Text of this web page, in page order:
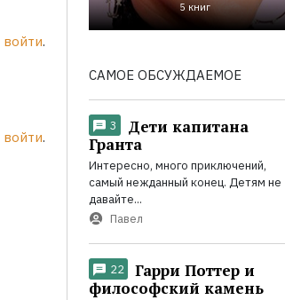
войти.
войти.
5 книг
САМОЕ ОБСУЖДАЕМОЕ
3
Дети капитана
Гранта
Интересно, много приключений,
самый нежданный конец. Детям не
давайте...
Павел
22
Гарри Поттер и
философский камень